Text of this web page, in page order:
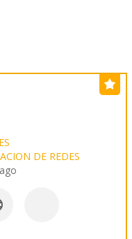
DE REDES